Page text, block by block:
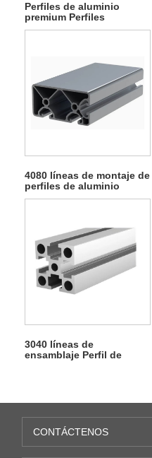
Perfiles de aluminio
premium Perfiles
industriales
4080 líneas de montaje de
perfiles de aluminio
3040 líneas de
ensamblaje Perfil de
CONTÁCTENOS